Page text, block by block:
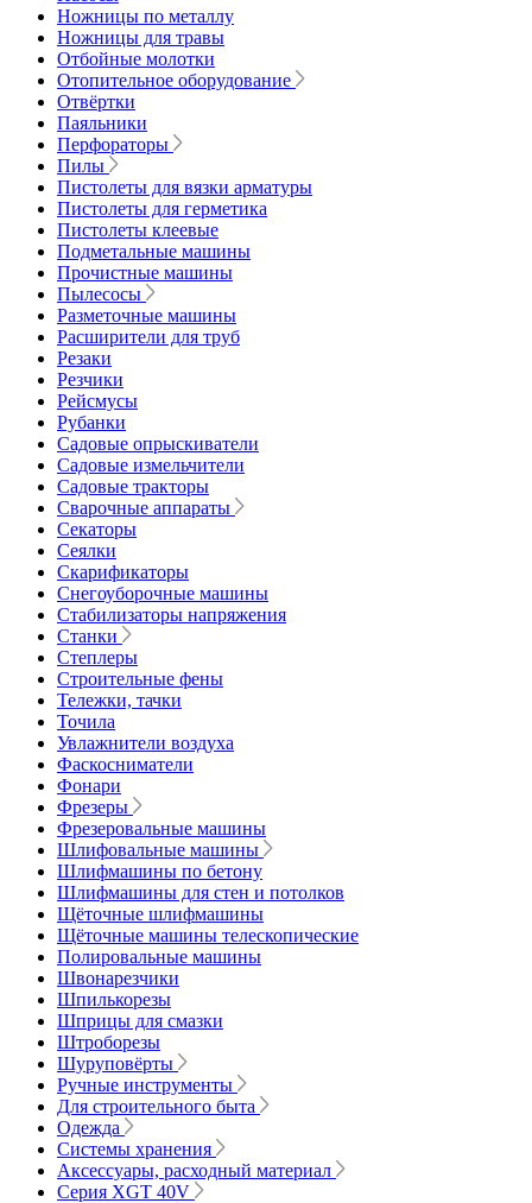
Ножницы по металлу
Ножницы для травы
Отбойные молотки
Отопительное оборудование
Отвёртки
Паяльники
Перфораторы
Пилы
Пистолеты для вязки арматуры
Пистолеты для герметика
Пистолеты клеевые
Подметальные машины
Прочистные машины
Пылесосы
Разметочные машины
Расширители для труб
Резаки
Резчики
Рейсмусы
Рубанки
Садовые опрыскиватели
Садовые измельчители
Садовые тракторы
Сварочные аппараты
Секаторы
Сеялки
Скарификаторы
Снегоуборочные машины
Стабилизаторы напряжения
Станки
Степлеры
Строительные фены
Тележки, тачки
Точила
Увлажнители воздуха
Фаскосниматели
Фонари
Фрезеры
Фрезеровальные машины
Шлифовальные машины
Шлифмашины по бетону
Шлифмашины для стен и потолков
Щёточные шлифмашины
Щёточные машины телескопические
Полировальные машины
Швонарезчики
Шпилькорезы
Шприцы для смазки
Штроборезы
Шуруповёрты
Ручные инструменты
Для строительного быта
Одежда
Системы хранения
Аксессуары, расходный материал
Серия XGT 40V